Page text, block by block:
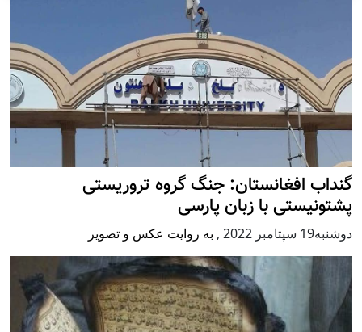
گنداب افغانستان: جنگ گروه تروریستی
پشتونیستی با زبان پارسی
دوشنبه19 سپتامبر 2022 , به روایت عکس و تصویر